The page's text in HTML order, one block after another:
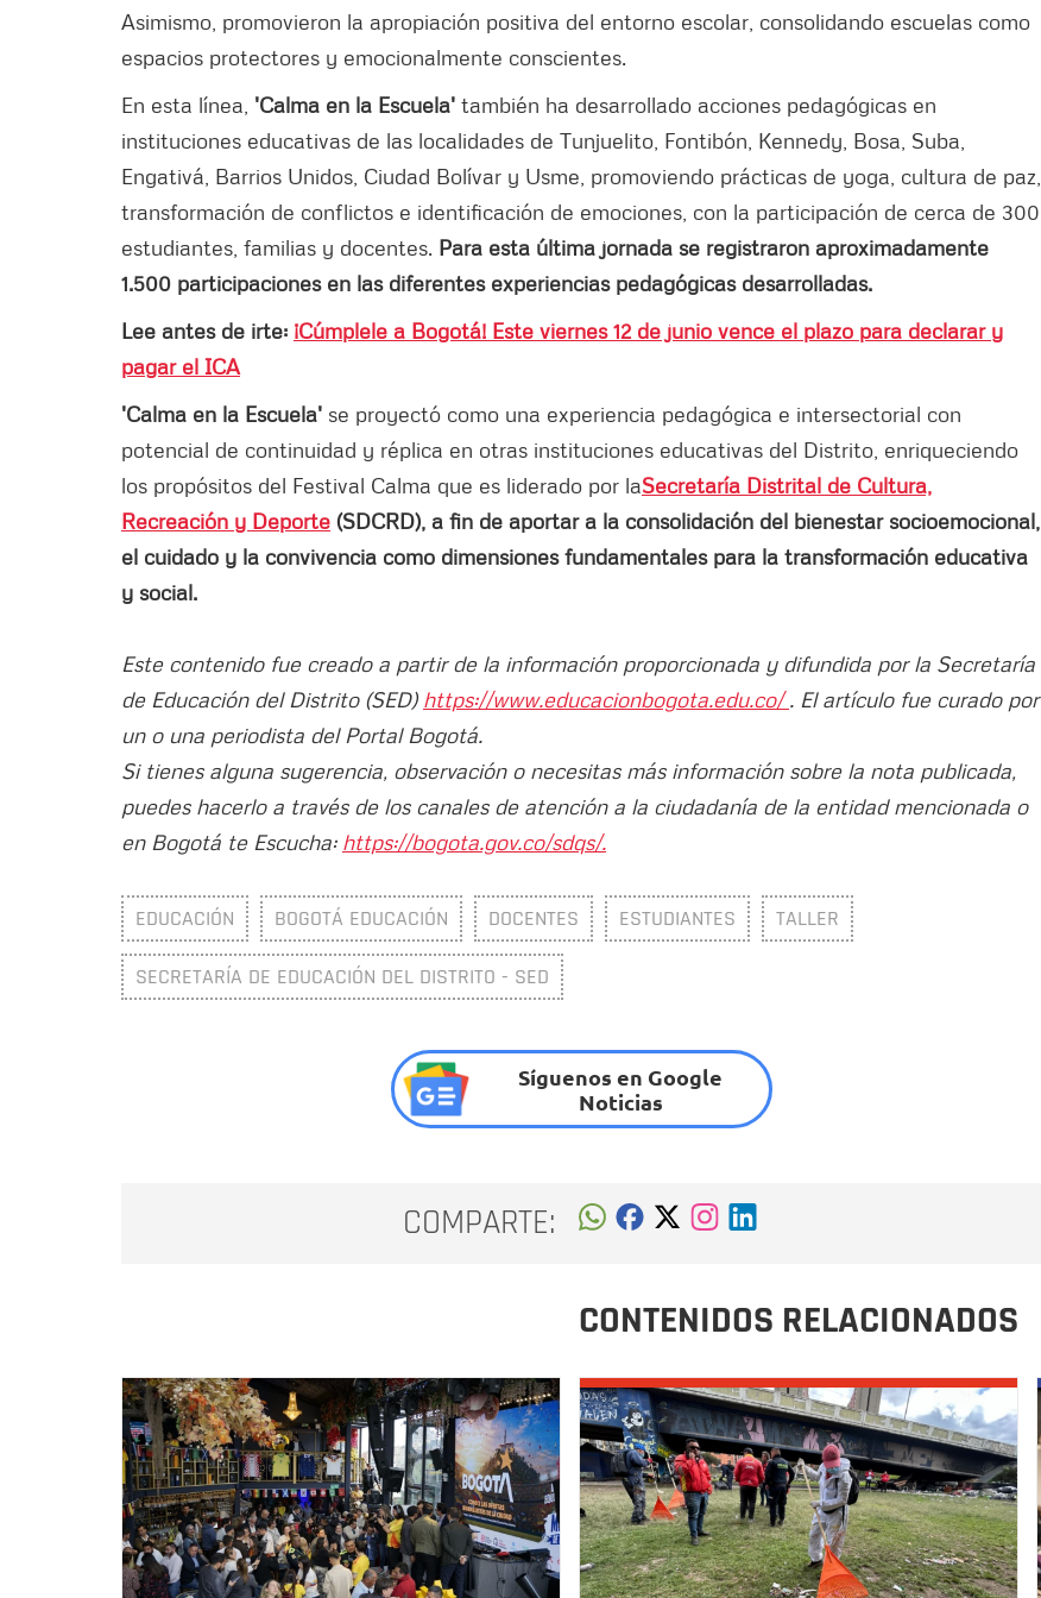
Asimismo, promovieron la apropiación positiva del entorno escolar, consolidando escuelas como
espacios protectores y emocionalmente conscientes.
En esta línea, 'Calma en la Escuela' también ha desarrollado acciones pedagógicas en
instituciones educativas de las localidades de Tunjuelito, Fontibón, Kennedy, Bosa, Suba,
Engativá, Barrios Unidos, Ciudad Bolívar y Usme, promoviendo prácticas de yoga, cultura de paz,
transformación de conflictos e identificación de emociones, con la participación de cerca de 300
estudiantes, familias y docentes. Para esta última jornada se registraron aproximadamente
1.500 participaciones en las diferentes experiencias pedagógicas desarrolladas.
Lee antes de irte: ¡Cúmplele a Bogotá! Este viernes 12 de junio vence el plazo para declarar y
pagar el ICA
'Calma en la Escuela' se proyectó como una experiencia pedagógica e intersectorial con
potencial de continuidad y réplica en otras instituciones educativas del Distrito, enriqueciendo
los propósitos del Festival Calma que es liderado por laSecretaría Distrital de Cultura,
Recreación y Deporte (SDCRD), a fin de aportar a la consolidación del bienestar socioemocional,
el cuidado y la convivencia como dimensiones fundamentales para la transformación educativa
y social.
Este contenido fue creado a partir de la información proporcionada y difundida por la Secretaría
de Educación del Distrito (SED) https://www.educacionbogota.edu.co/. El artículo fue curado por
un o una periodista del Portal Bogotá.
Si tienes alguna sugerencia, observación o necesitas más información sobre la nota publicada,
puedes hacerlo a través de los canales de atención a la ciudadanía de la entidad mencionada o
en Bogotá te Escucha: https://bogota.gov.co/sdqs/.
EDUCACIÓN BOGOTÁ EDUCACIÓN DOCENTES ESTUDIANTES TALLER
SECRETARÍA DE EDUCACIÓN DEL DISTRITO - SED
Síguenos en Google
Noticias
COMPARTE:
CONTENIDOS RELACIONADOS